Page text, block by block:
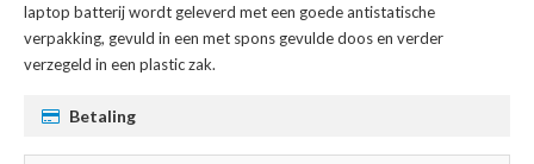
laptop batterijwordt geleverd met een goede antistatische
verpakking, gevuld in een met spons gevulde doos en verder
verzegeld in een plastic zak.
Betaling